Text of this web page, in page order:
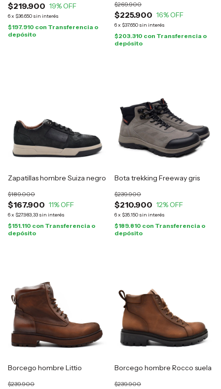
$219.900 19% OFF
6x $36.650 sin interés
$197.910 con Transferencia o
depósito
$225.900
$269.900
16% OFF
6x $37.650 sin interés
$203.310 con Transferencia o
depósito
Zapatillas hombre Suiza negro
$167.900
$189.000
11% OFF
6x $27.983,33 sin interés
$151.110 con Transferencia o
depósito
Bota trekking Freeway gris
$210.900
$239.900
12% OFF
6x $35.150 sin interés
$189.810 con Transferencia o
depósito
Borcego hombre Littio
$239.900
Borcego hombre Rocco suela
$239.900